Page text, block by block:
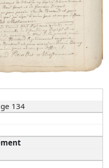
134